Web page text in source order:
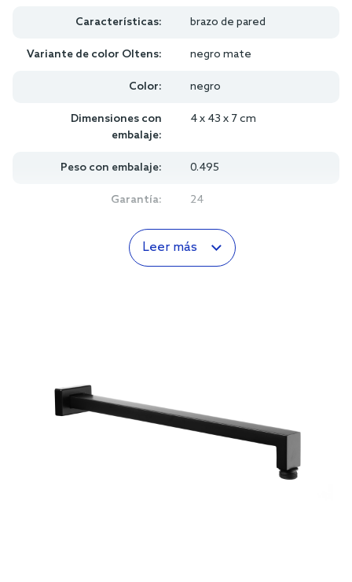
Características: brazo de pared
Variante de color Oltens: negro mate
Color: negro
Dimensiones con
embalaje:
4 x 43 x 7 cm
Peso con embalaje: 0.495
Garantía: 24
Leer más